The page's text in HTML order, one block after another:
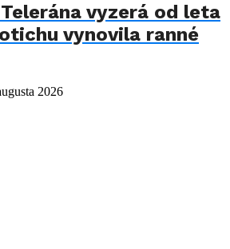
vyzerá od leta
vynovila ranné
2026